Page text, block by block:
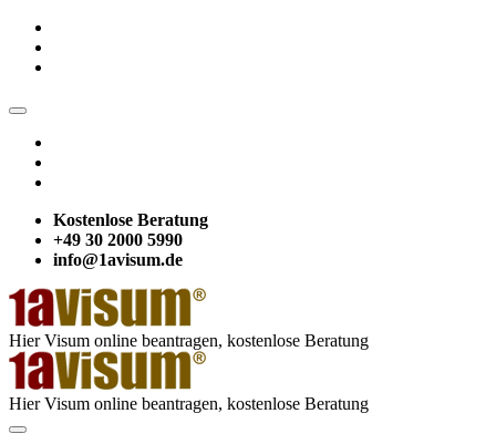
Kostenlose Beratung
+49 30 2000 5990
info@1avisum.de
Hier Visum online beantragen, kostenlose Beratung
Hier Visum online beantragen, kostenlose Beratung